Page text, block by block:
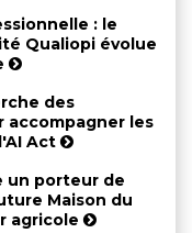
: le
Qualiopi évolue
des
accompagner les
Act
un porteur de
Maison du
agricole